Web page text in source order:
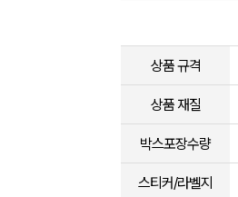
상품 규격
상품 재질
박스포장수량
스티커/라벨지